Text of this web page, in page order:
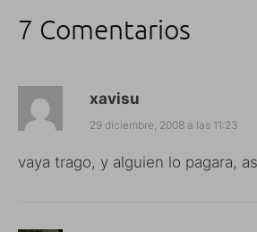
7 Comentarios
xavisu
29 diciembre, 2008 a las 11:23
vaya trago, y alguien lo pagara,